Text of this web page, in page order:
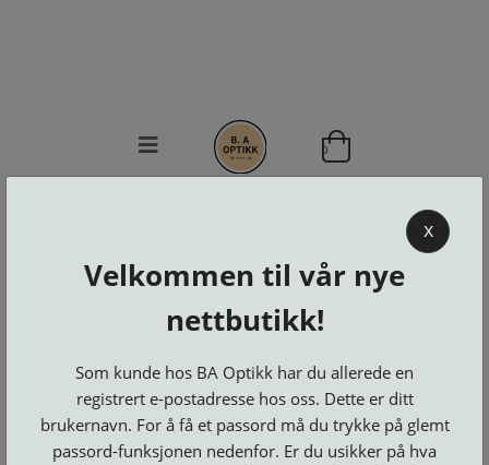
KONTAKT
BESTILL
LOGG INN
0
Brillerens
Brillesnorer
on
og
Suncover
Etuier
Innfatninger
Lesebriller
Luper
ogMaskiner
Microkluter
X
Velkommen til vår nye
nettbutikk!
Som kunde hos BA Optikk har du allerede en
registrert e-postadresse hos oss. Dette er ditt
brukernavn. For å få et passord må du trykke på glemt
passord-funksjonen nedenfor. Er du usikker på hva